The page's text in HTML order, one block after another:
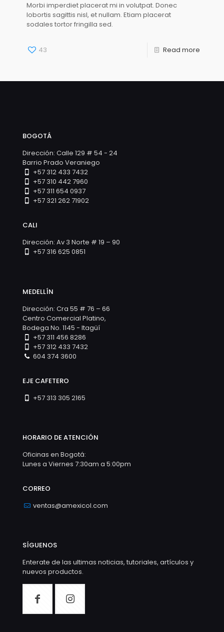
Morbi imperdiet placerat mi in volutpat. Donec
lobortis sagittis nisl, et nullam. Etiam placerat
sodales tortor fringilla sed.
43 Read more
BOGOTÁ
Dirección: Calle 129 # 54 - 24
Barrio Prado Veraniego
+57 312 433 7432
+57 310 442 7960
+57 311 654 0937
+57 321 262 71902
CALI
Dirección: Av 3 Norte # 19 – 90
+57 316 625 0851
MEDELLÍN
Dirección: Cra 55 # 76 – 66
Centro Comercial Platino,
Bodega No. 1145 - Itagüí
+57 311 456 8286
+57 312 433 7432
604 374 3600
EJE CAFETERO
+57 313 305 2165
HORARIO DE ATENCIÓN
Oficinas en Bogotá:
Lunes a Viernes 7:30am a 5:00pm
CORREO
ventas@amexicol.com
SÍGUENOS
Enterate de las ultimas noticias, tutoriales, artículos y
nuevos productos.